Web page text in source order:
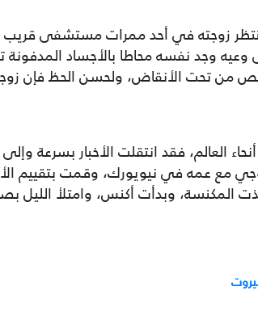
زوجته في أحد ممرات مستشفى
وعيه وجد نفسه محاطا بالأجساد المدفونة
من تحت الأنقاض، ولحسن الحظ فإن
فقد انتقلت الأخبار بسرعة وإلى
مع عمه في نيويورك، وقمت بتقييم
المكنسة، وبدأت أكنس، وامتلأ الليل